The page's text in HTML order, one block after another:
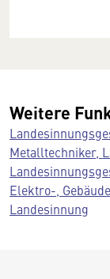
Weitere
Metalltechniker,
Elektro-,
Landesinnung